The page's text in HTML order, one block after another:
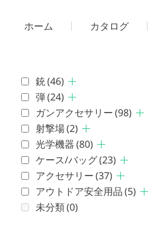
ホーム カタログ
銃(46)
弾(24)
ガンアクセサリー(98)
射撃場(2)
光学機器(80)
ケース/バッグ(23)
アクセサリー(37)
アウトドア安全用品(5)
未分類(0)